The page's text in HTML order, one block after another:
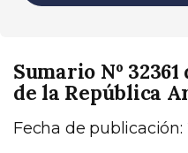
Sumario Nº
de la República
Fecha de publicación: